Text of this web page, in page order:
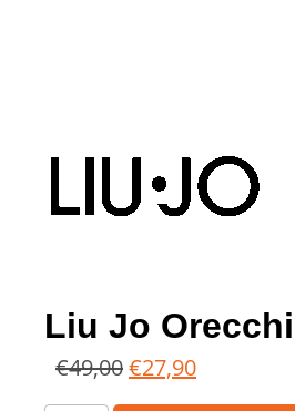
Liu Jo
€49,00€27,90